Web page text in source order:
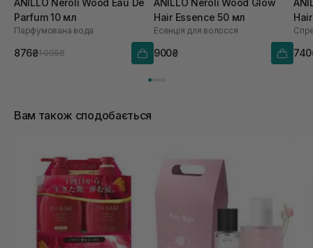
Parfum 10 мл
Парфумована вода
876₴1 095₴
Hair Essence 50 мл
Есенція для волосся
900₴
Вам також сподобається